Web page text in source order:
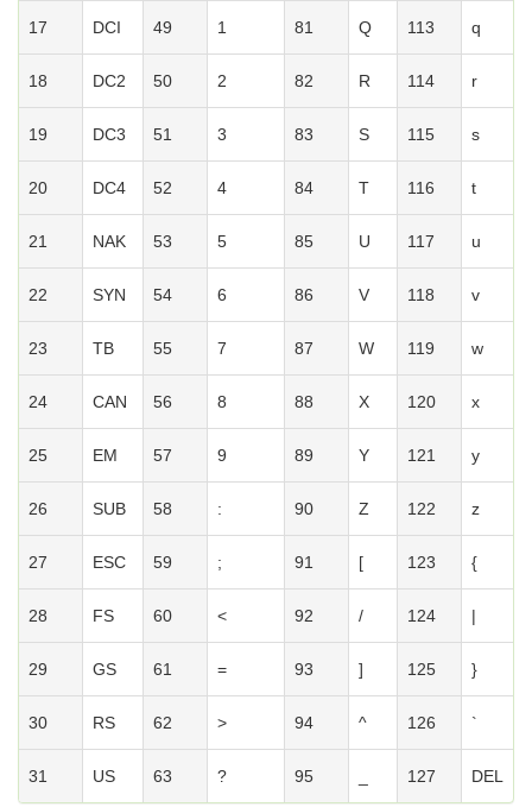
17 DCI 49 1 81 Q 113 q
18 DC2 50 2 82 R 114 r
19 DC3 51 3 83 S 115 s
20 DC4 52 4 84 T 116 t
21 NAK 53 5 85 U 117 u
22 SYN 54 6 86 V 118 v
23 TB 55 7 87 W 119 w
24 CAN 56 8 88 X 120 x
25 EM 57 9 89 Y 121 y
26 SUB 58 : 90 Z 122 z
27 ESC 59 ; 91 [ 123 {
28 FS 60 < 92 / 124 |
29 GS 61 = 93 ] 125 }
30 RS 62 > 94 ^ 126 `
31 US 63 ? 95 127 DEL